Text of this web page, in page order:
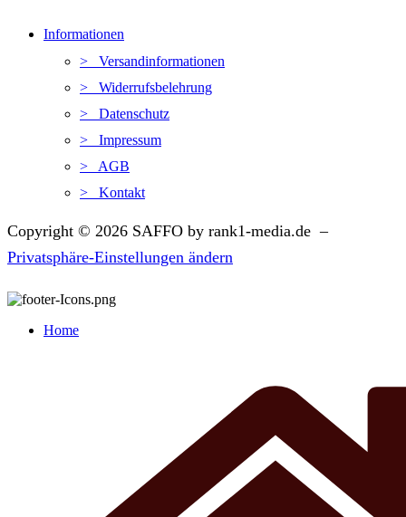
Informationen
> Versandinformationen
> Widerrufsbelehrung
> Datenschutz
> Impressum
> AGB
> Kontakt
Copyright © 2026 SAFFO by rank1-media.de –
Privatsphäre-Einstellungen ändern
Home